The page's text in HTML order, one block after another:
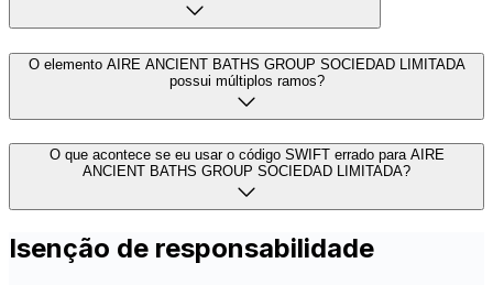
O elemento AIRE ANCIENT BATHS GROUP SOCIEDAD LIMITADA
possui múltiplos ramos?
O que acontece se eu usar o código SWIFT errado para AIRE
ANCIENT BATHS GROUP SOCIEDAD LIMITADA?
Isenção de responsabilidade